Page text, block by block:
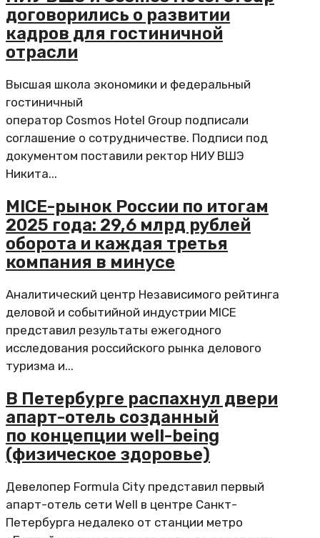
договорились о развитии
кадров для гостиничной
отрасли
Высшая школа экономики и федеральный
гостиничный
оператор Cosmos Hotel Group подписали
соглашение о сотрудничестве. Подписи под
документом поставили ректор НИУ ВШЭ
Никита...
MICE-рынок России по итогам
2025 года: 29,6 млрд рублей
оборота и каждая третья
компания в минусе
Аналитический центр Независимого рейтинга
деловой и событийной индустрии MICE
представил результаты ежегодного
исследования российского рынка делового
туризма и...
В Петербурге распахнул двери
апарт-отель созданный
по концепции well-being
(физическое здоровье)
Девелопер Formula City представил первый
апарт-отель сети Well в центре Санкт-
Петербурга недалеко от станции метро